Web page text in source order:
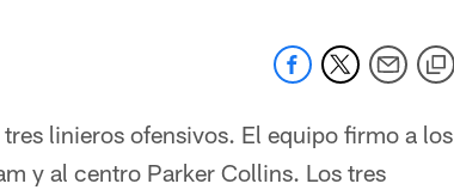
linieros ofensivos. El equipo firmo a los
y al centro Parker Collins. Los tres